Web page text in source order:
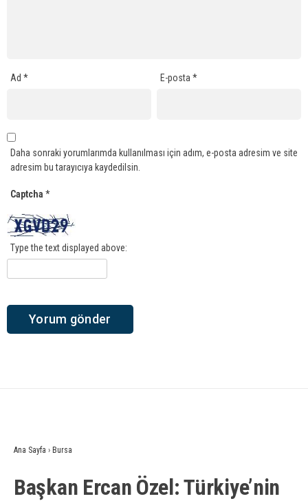
Ad * E-posta*
Daha sonraki yorumlarımda kullanılması için adım, e-posta adresim ve site
adresim bu tarayıcıya kaydedilsin.
Captcha *
Type the text displayed above:
Ana Sayfa › Bursa
Başkan Ercan Özel: Türkiye’nin